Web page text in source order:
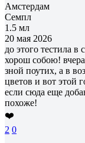
Амстердам
Семпл
1.5 мл
20 мая 2026
до этого тестила в
хорош собою!
зной поутих, а в
цветов и вот этой
если сюда еще
похоже!
❤️
2 0